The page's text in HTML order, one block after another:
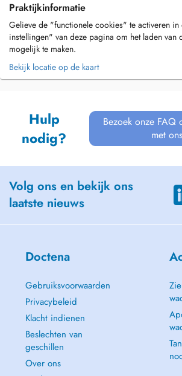
Praktijkinformatie
Gelieve de "functionele cookies" te activeren
instellingen" van deze pagina om het laden van
mogelijk te maken.
Bekijk locatie op de kaart
Hulp
nodig?
Bezoek onze FAQ
met
Volg ons en bekijk ons
laatste nieuws
Doctena
Gebruiksvoorwaarden
Privacybeleid
Klacht indienen
Beslechten van
geschillen
Over ons